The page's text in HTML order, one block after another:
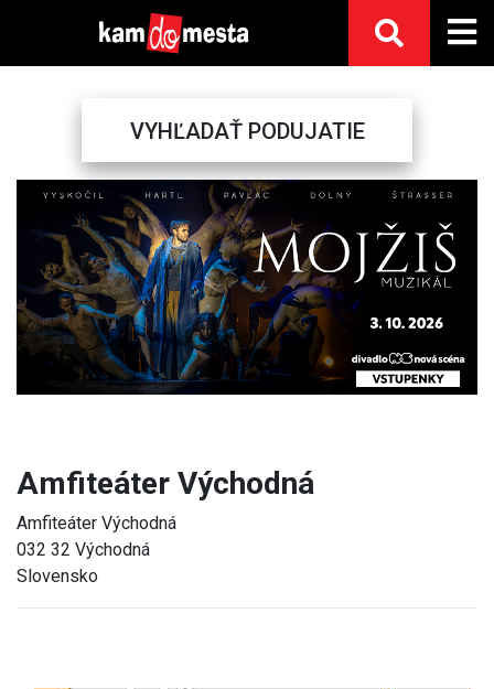
VYHĽADAŤ PODUJATIE
Previous
Amfiteáter Východná
Amfiteáter Východná
032 32 Východná
Slovensko